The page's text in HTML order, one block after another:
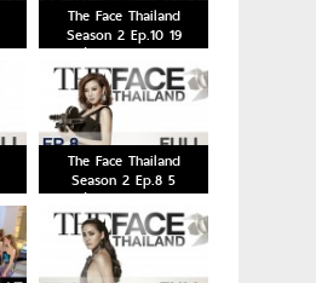
The Face Thailand
Season 2 Ep.10 19
ธันวาคม 2558
The Face Thailand
Season 2 Ep.8 5
ธันวาคม 2558